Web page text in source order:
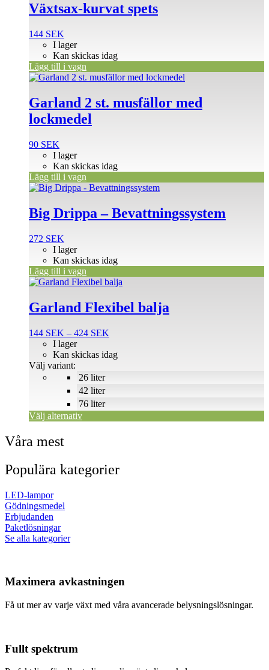
Växtsax-kurvat spets
144 SEK
I lager
Kan skickas idag
Lägg till i vagn
Garland 2 st. musfällor med
lockmedel
90 SEK
I lager
Kan skickas idag
Lägg till i vagn
Big Drippa – Bevattningssystem
272 SEK
I lager
Kan skickas idag
Lägg till i vagn
Garland Flexibel balja
144 SEK – 424 SEK
till
26 liter
42 liter
76 liter
I lager
Kan skickas idag
Välj variant:
Välj alternativ
Den
produkten
har
varianter.
olika
alternativen
produktsidan
Våra mest
Populära kategorier
LED-lampor
Gödningsmedel
Erbjudanden
Paketlösningar
Se alla kategorier
Maximera avkastningen
Få ut mer av varje växt med våra avancerade belysningslösningar.
Fullt spektrum